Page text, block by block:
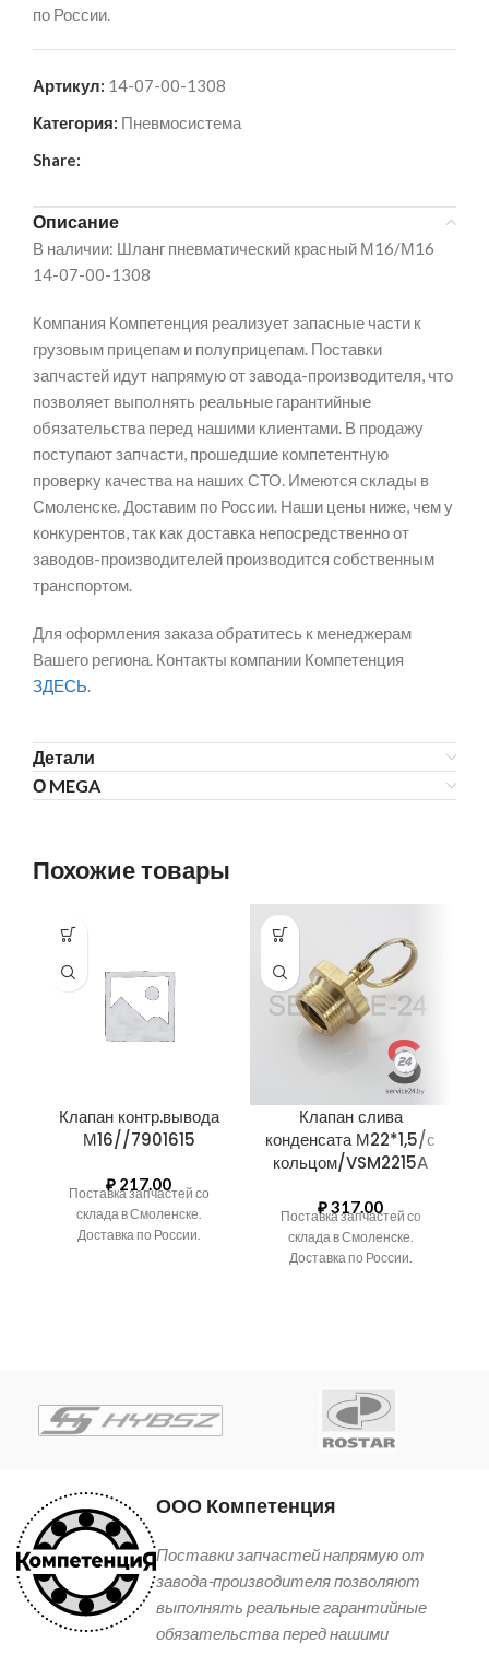
по России.
Артикул: 14-07-00-1308
Категория: Пневмосистема
Share:
Описание
В наличии: Шланг пневматический красный М16/М16
14-07-00-1308
Компания Компетенция реализует запасные части к
грузовым прицепам и полуприцепам. Поставки
запчастей идут напрямую от завода-производителя, что
позволяет выполнять реальные гарантийные
обязательства перед нашими клиентами. В продажу
поступают запчасти, прошедшие компетентную
проверку качества на наших СТО. Имеются склады в
Смоленске. Доставим по России. Наши цены ниже, чем у
конкурентов, так как доставка непосредственно от
заводов-производителей производится собственным
транспортом.
Для оформления заказа обратитесь к менеджерам
Вашего региона. Контакты компании Компетенция
ЗДЕСЬ.
Детали
О MEGA
Похожие товары
Клапан контр.вывода
М16//7901615
₽ 217.00
Поставка запчастей со
склада в Смоленске.
Доставка по России.
Клапан слива
конденсата М22*1,5/с
кольцом/VSM2215A
₽317.00
Поставка запчастей со
склада в Смоленске.
Доставка по России.
ООО Компетенция
Поставки запчастей напрямую от
завода-производителя позволяют
выполнять реальные гарантийные
обязательства перед нашими